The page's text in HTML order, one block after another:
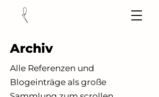
Archiv
Alle Referenzen und
Blogeinträge als große